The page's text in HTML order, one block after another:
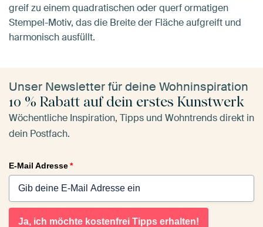
greif zu einem quadratischen oder querf ormatigen
Stempel-Motiv, das die Breite der Fläche aufgreift und
harmonisch ausfüllt.
Unser Newsletter für deine Wohninspiration
10 % Rabatt auf dein erstes Kunstwerk
Wöchentliche Inspiration, Tipps und Wohntrends direkt in
dein Postfach.
E-Mail Adresse*
Ja, ich möchte kostenfrei Tipps erhalten!